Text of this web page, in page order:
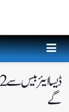
گے